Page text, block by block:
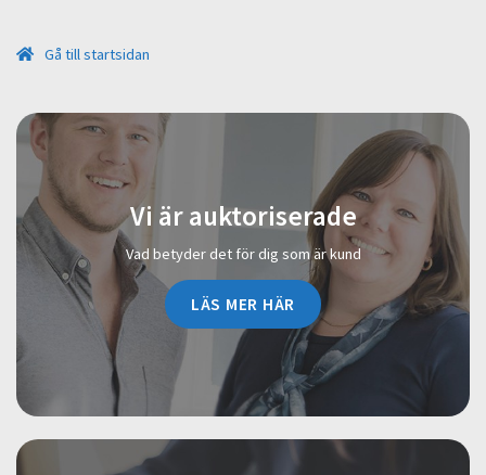
Gå till startsidan
Vi är auktoriserade
Vad betyder det för dig som är kund
LÄS MER HÄR